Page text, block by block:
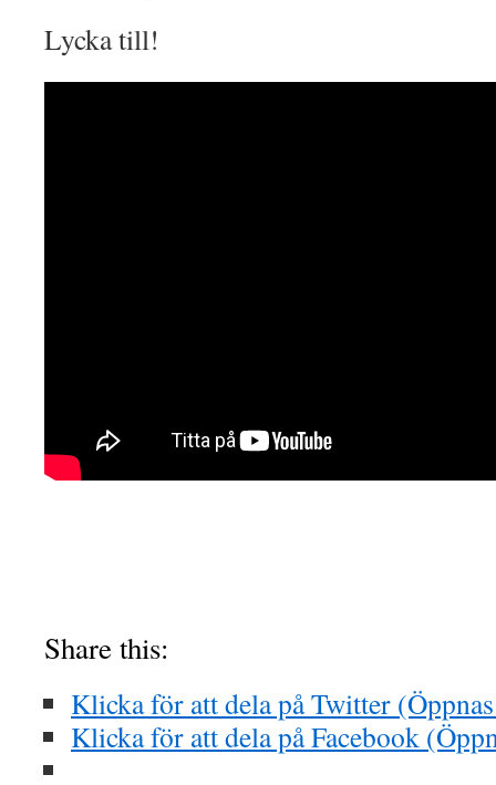
Lycka till!
Share this:
Klicka för att dela på Twitter
Klicka för att dela på Facebook